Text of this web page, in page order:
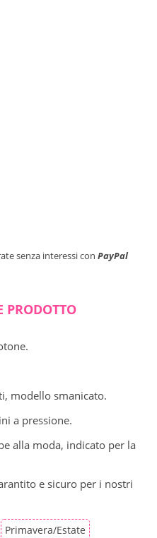
senza interessi con PayPal
PRODOTTO
modello smanicato.
a pressione.
alla moda, indicato per la
e sicuro per i nostri
Primavera/Estate